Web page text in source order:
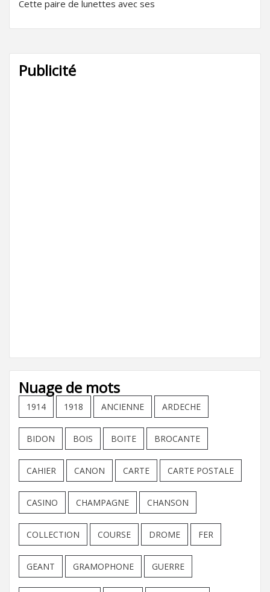
Cette paire de lunettes avec ses
Publicité
Nuage de mots
1914 1918 ANCIENNE ARDECHE
BIDON BOIS BOITE BROCANTE
CAHIER CANON CARTE CARTE POSTALE
CASINO CHAMPAGNE CHANSON
COLLECTION COURSE DROME FER
GEANT GRAMOPHONE GUERRE